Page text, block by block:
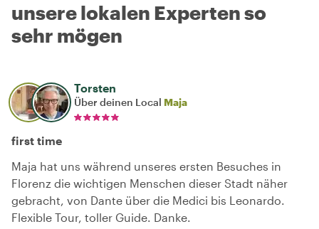
unsere lokalen Experten so
sehr mögen
Torsten
Über deinen Local Maja
first time
Maja hat uns während unseres ersten Besuches in
Florenz die wichtigen Menschen dieser Stadt näher
gebracht, von Dante über die Medici bis Leonardo.
Flexible Tour, toller Guide. Danke.